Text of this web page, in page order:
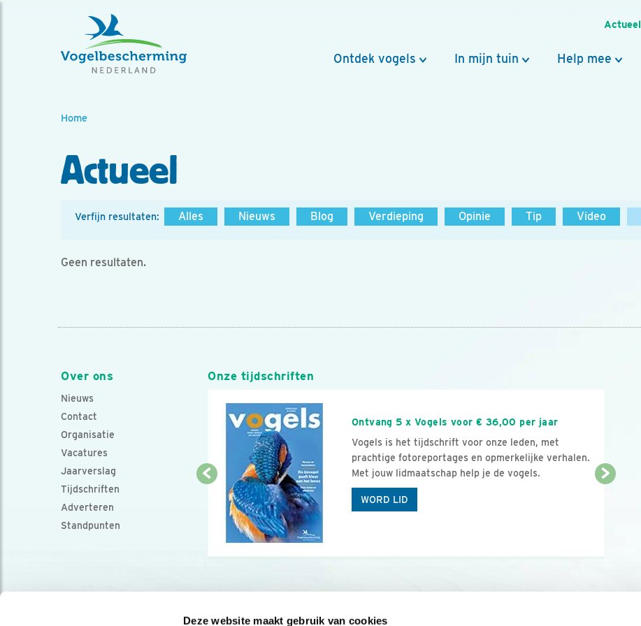
Deze website maakt gebruik van cookies
Actueel
Ontdek vogels In mijn tuin Help mee
Home
Actueel
Verfijn resultaten: Alles Nieuws Blog Verdieping Opinie Tip Video
Geen resultaten.
Over ons
Nieuws
Contact
Organisatie
Vacatures
Jaarverslag
Tijdschriften
Adverteren
Standpunten
Onze tijdschriften
Ontvang 5 x Vogels voor € 36,00 per jaar
Vogels is het tijdschrift voor onze leden, met
prachtige fotoreportages en opmerkelijke verhalen.
Met jouw lidmaatschap help je de vogels.
WORD LID